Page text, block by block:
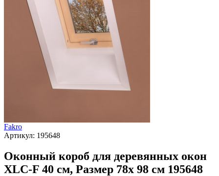
Fakro
Артикул: 195648
Оконный короб для деревянных окон
XLC-F 40 см, Размер 78х 98 см 195648